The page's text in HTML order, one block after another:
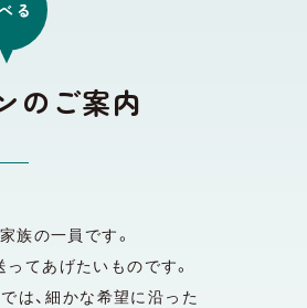
る
のご案内
族の一員です。
てあげたいものです。
は、細かな希望に沿った